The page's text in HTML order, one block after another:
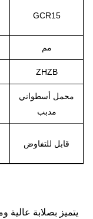
GCR15
مم
ZHZB
محمل أسطواني
مدبب
قابل للتفاوض